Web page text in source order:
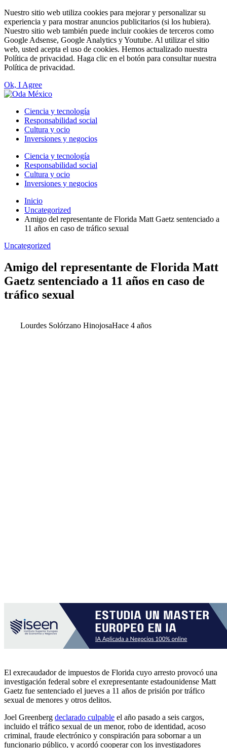
Nuestro sitio web utiliza cookies para mejorar y personalizar su
experiencia y para mostrar anuncios publicitarios (si los hubiera).
Nuestro sitio web también puede incluir cookies de terceros como
Google Adsense, Google Analytics y Youtube. Al utilizar el sitio
web, usted acepta el uso de cookies. Hemos actualizado nuestra
Política de privacidad. Haga clic en el botón para consultar nuestra
Política de privacidad.
Ok, I Agree
Ciencia y tecnología
Responsabilidad social
Cultura y ocio
Inversiones y negocios
Ciencia y tecnología
Responsabilidad social
Cultura y ocio
Inversiones y negocios
Inicio
Uncategorized
Amigo del representante de Florida Matt Gaetz sentenciado a
11 años en caso de tráfico sexual
Uncategorized
Amigo del representante de Florida Matt
Gaetz sentenciado a 11 años en caso de
tráfico sexual
Lourdes Solórzano HinojosaHace 4 años
El exrecaudador de impuestos de Florida cuyo arresto provocó una
investigación federal sobre el exrepresentante estadounidense Matt
Gaetz fue sentenciado el jueves a 11 años de prisión por tráfico
sexual de menores y otros delitos.
Joel Greenberg declarado culpable el año pasado a seis cargos,
incluido el tráfico sexual de un menor, robo de identidad, acoso
criminal, fraude electrónico y conspiración para sobornar a un
funcionario público, y acordó cooperar con los investigadores